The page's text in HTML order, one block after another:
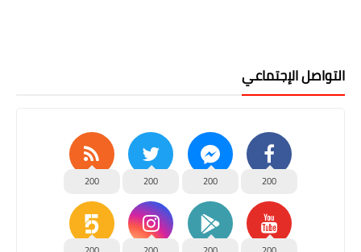
التواصل الإجتماعي
200
200
200
200